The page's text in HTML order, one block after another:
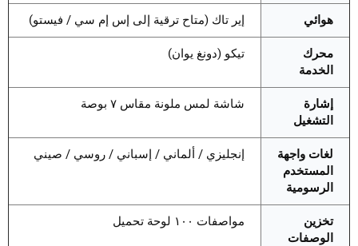
هوائي إير تاك (متاح ترقية إلى إس إم سي / فيستو)
محرك
الخدمة
تيكو (دونغ يوان)
إشارة
التشغيل
شاشة لمس ملونة مقاس ٧ بوصة
لغات واجهة
المستخدم
الرسومية
إنجليزي / ألماني / إسباني / روسي / صيني
تخزين
الوصفات
مواصفات ١٠٠ لوحة تحميل